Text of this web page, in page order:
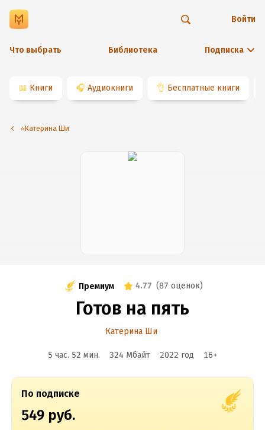
Что выбрать Библиотека Подписка
Войти
📖 Книги 🎧 Аудиокниги 👌 Бесплатные книги
⭐️Катерина Ши
Премиум 4.77 (87 оценок)
Готов на пять
Катерина Ши
5 час. 52 мин. 324 Мбайт 2022 год 16+
По подписке
549 руб.